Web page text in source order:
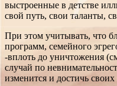
выстроенные в детстве
свой путь, свои таланты,
При этом учитывать, что
программ, семейного
-вплоть до уничтожения
случай по
изменится и достичь своих